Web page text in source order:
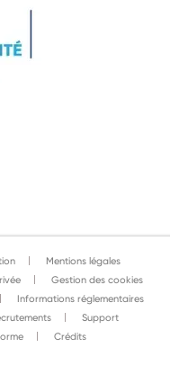
Mentions légales
Gestion des cookies
Informations réglementaires
Support
Crédits